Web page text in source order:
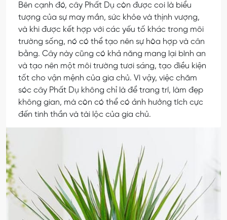
Bên cạnh đó, cây Phất Dụ còn được coi là biểu
tượng của sự may mắn, sức khỏe và thịnh vượng,
và khi được kết hợp với các yếu tố khác trong môi
trường sống, nó có thể tạo nên sự hòa hợp và cân
bằng. Cây này cũng có khả năng mang lại bình an
và tạo nên một môi trường tươi sáng, tạo điều kiện
tốt cho vận mệnh của gia chủ. Vì vậy, việc chăm
sóc cây Phất Dụ không chỉ là để trang trí, làm đẹp
không gian, mà còn có thể có ảnh hưởng tích cực
đến tinh thần và tài lộc của gia chủ.